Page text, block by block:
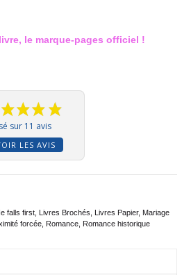
le marque-pages officiel !
sur 11 avis
LES AVIS
falls first Livres Brochés Livres Papier, Mariage
forcée Romance Romance historique